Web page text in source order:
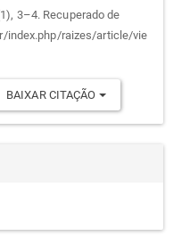
3–4. Recuperado de
index.php/raizes/article/vie
BAIXAR CITAÇÃO